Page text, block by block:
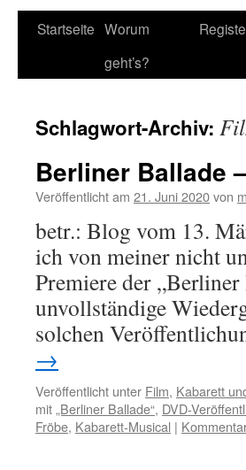
Startseite Worum
geht’s?
Schlagwort-Archiv:
Berliner Ballade
Veröffentlicht am 21. Juni 2020von
betr.: Blog vom 13.
ich von meiner nicht
Premiere der
unvollständige
solchen
→
Veröffentlicht unter Film, Kabarett
mit „Berliner Ballade“, DVD-
Fröbe, Kabarett-Musical |